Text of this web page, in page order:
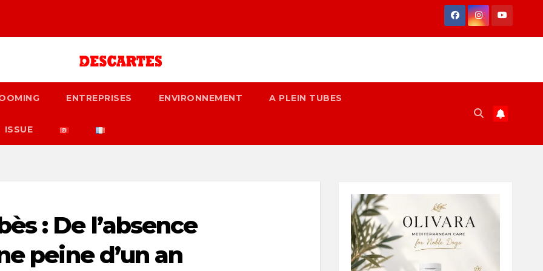
ENTREPRISES ENVIRONNEMENT A PLEIN TUBES
ISSUE
: De l’absence
peine d’un an